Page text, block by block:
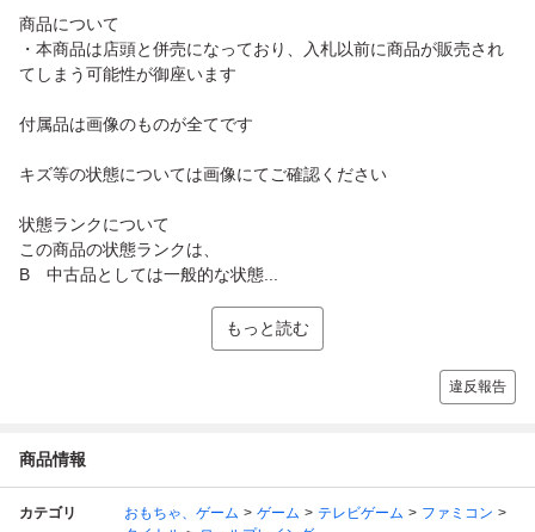
商品について
・本商品は店頭と併売になっており、入札以前に商品が販売され
てしまう可能性が御座います
付属品は画像のものが全てです
キズ等の状態については画像にてご確認ください
状態ランクについて
この商品の状態ランクは、
B 中古品としては一般的な状態...
もっと読む
違反報告
商品情報
カテゴリ おもちゃ、ゲーム ゲーム テレビゲーム
ファミコン